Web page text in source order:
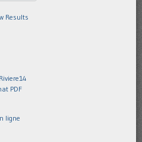
Results
PDF
ligne